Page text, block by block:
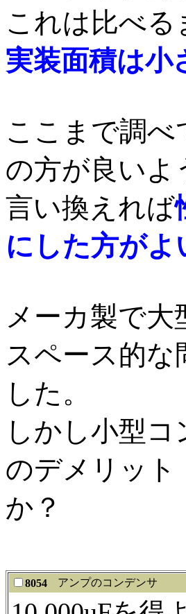
これは比べ
実装面積は小
ここまで調
の方が良いよ
言い換えれば
にした方がよ
メーカ製で
スペース的
した。
しかし小型
のデメリット
か？
8054 アンプのコンデンサ